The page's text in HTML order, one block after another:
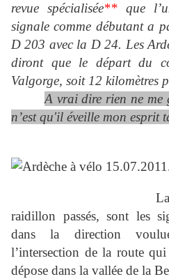
revue spécialisée** que
signale comme débutant a
D 203 avec la D 24. Les
diront que le départ du
Valgorge, soit 12 kilomètres
A vrai dire rien ne me
n’est qu'il éveille mon esprit
raidillon passés, sont les
dans la direction
l’intersection de la route
dépose dans la vallée de la